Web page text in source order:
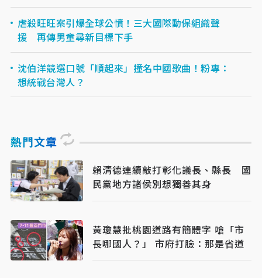
虐殺旺旺案引爆全球公憤！三大國際動保組織聲
援 再傳男童尋新目標下手
沈伯洋競選口號「順起來」撞名中國歌曲！粉專：
想統戰台灣人？
熱門文章
賴清德連續敲打彰化議長、縣長 國
民黨地方諸侯別想獨善其身
黃瓊慧批桃園道路有簡體字 嗆「市
長哪國人？」 市府打臉：那是省道